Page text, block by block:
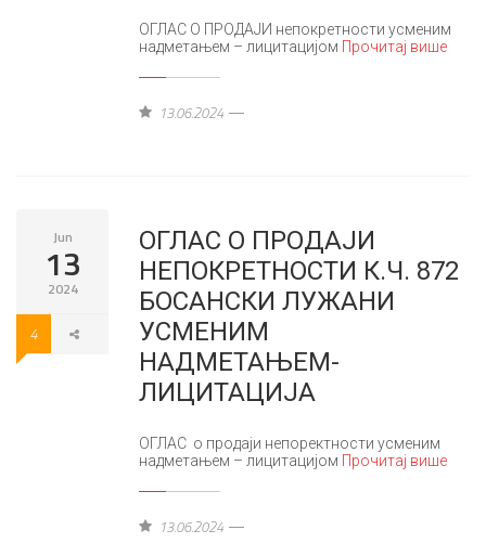
ОГЛАС О ПРОДАЈИ непокретности усменим
надметањем – лицитацијом Прочитај више
13.06.2024
Jun
13
2024
4
ОГЛАС О ПРОДАЈИ
НЕПОКРЕТНОСТИ К.Ч. 872
БОСАНСКИ ЛУЖАНИ
УСМЕНИМ
НАДМЕТАЊЕМ-
ЛИЦИТАЦИЈА
ОГЛАС о продаји непоректности усменим
надметањем – лицитацијом Прочитај више
13.06.2024